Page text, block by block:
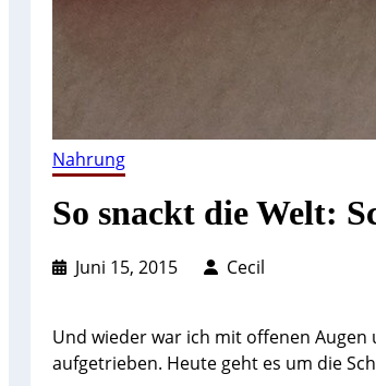
Nahrung
So snackt die Welt:
Juni 15, 2015 Cecil
Und wieder war ich mit offenen Augen
aufgetrieben. Heute geht es um die